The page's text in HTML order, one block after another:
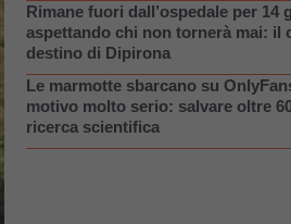
Rimane fuori dall’ospedale per 14
aspettando chi non tornerà mai: il
destino di Dipirona
Le marmotte sbarcano su
motivo molto serio: salvare oltre
ricerca scientifica